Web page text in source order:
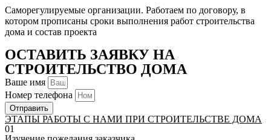
Саморегулируемые организации. Работаем по договору, в
котором прописаны сроки выполнения работ строительства
дома и состав проекта
ОСТАВИТЬ ЗАЯВКУ НА
СТРОИТЕЛЬСТВО ДОМА
Ваше имя
Номер телефона
Отправить
ЭТАПЫ РАБОТЫ С НАМИ ПРИ СТРОИТЕЛЬСТВЕ ДОМА
01